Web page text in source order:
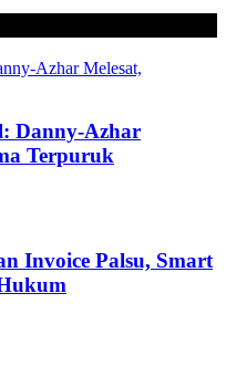
Danny-Azhar
Terpuruk
Invoice Palsu, Smart